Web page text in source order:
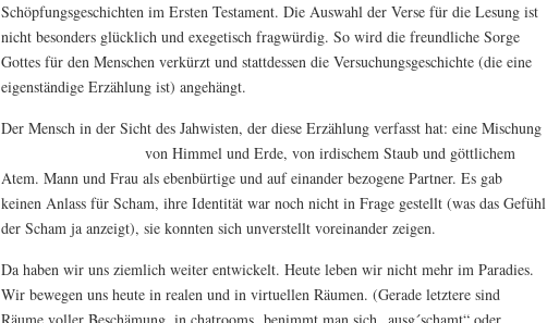
Schöpfungsgeschichten im Ersten Testament. Die Auswahl der Verse für die Lesung ist
nicht besonders glücklich und exegetisch fragwürdig. So wird die freundliche Sorge
Gottes für den Menschen verkürzt und stattdessen die Versuchungsgeschichte (die eine
eigenständige Erzählung ist) angehängt.
Der Mensch in der Sicht des Jahwisten, der diese Erzählung verfasst hat: eine Mischung
von Himmel und Erde, von irdischem Staub und göttlichem
Atem. Mann und Frau als ebenbürtige und auf einander bezogene Partner. Es gab
keinen Anlass für Scham, ihre Identität war noch nicht in Frage gestellt (was das Gefühl
der Scham ja anzeigt), sie konnten sich unverstellt voreinander zeigen.
Da haben wir uns ziemlich weiter entwickelt. Heute leben wir nicht mehr im Paradies.
Wir bewegen uns heute in realen und in virtuellen Räumen. (Gerade letztere sind